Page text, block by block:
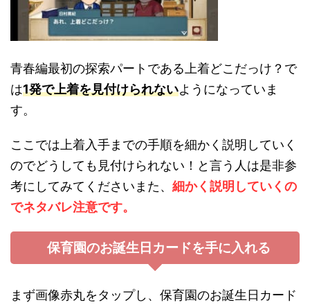
青春編最初の探索パートである上着どこだっけ？で
は1発で上着を見付けられないようになっていま
す。
ここでは上着入手までの手順を細かく説明していく
のでどうしても見付けられない！と言う人は是非参
考にしてみてくださいまた、 細かく説明していくの
でネタバレ注意です。
保育園のお誕生日カードを手に入れる
まず画像赤丸をタップし、保育園のお誕生日カード